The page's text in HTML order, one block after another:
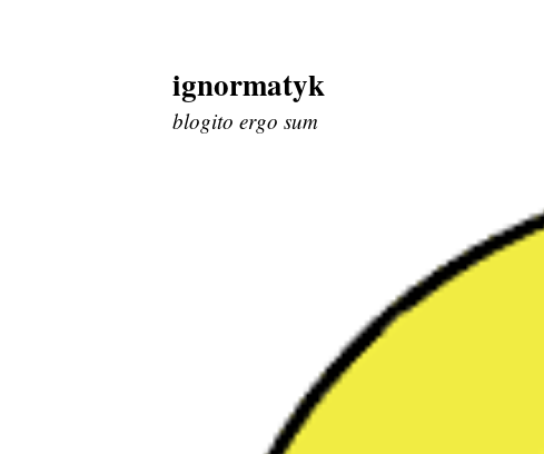
Skip
to
content
ignormatyk
blogito ergo sum